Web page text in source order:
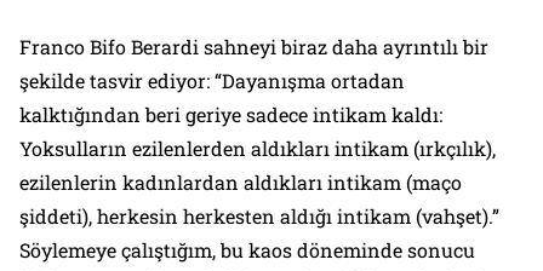
Franco Bifo Berardi sahneyi biraz daha ayrıntılı bir
şekilde tasvir ediyor: “Dayanışma ortadan
kalktığından beri geriye sadece intikam kaldı:
Yoksulların ezilenlerden aldıkları intikam (ırkçılık),
ezilenlerin kadınlardan aldıkları intikam (maço
şiddeti), herkesin herkesten aldığı intikam (vahşet).”
Söylemeye çalıştığım, bu kaos döneminde sonucu